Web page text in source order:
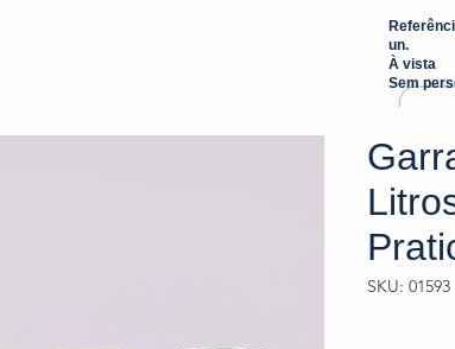
SKU: 01593
un.
À vista
Sem